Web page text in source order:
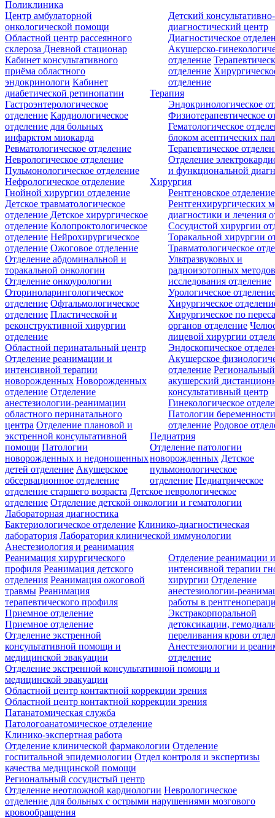
Поликлиника
Центр амбулаторной
онкологической помощи
Областной центр рассеянного
склероза Дневной стационар
Кабинет консультативного
приёма областного
эндокринологи Кабинет
диабетической ретинопатии
Детский консультативно-
диагностический центр
Диагностическое
Акушерско-
отделение
отделение
отделение
Терапия
Гастроэнтерологическое
отделение Кардиологическое
отделение для больных
инфарктом миокарда
Ревматологическое отделение
Неврологическое отделение
Пульмонологическое отделение
Нефрологическое отделение
Эндокринологическое
Физиотерапевтическое
Гематологическое
блоком асептических
Терапевтическое
Отделение
и функциональной
Хирургия
Гнойной хирургии отделение
Детское травматологическое
отделение Детское хирургическое
отделение Колопроктологическое
отделение Нейрохирургическое
отделение Ожоговое отделение
Отделение абдоминальной и
торакальной онкологии
Отделение онкоурологии
Оториноларингологическое
отделение Офтальмологическое
отделение Пластической и
реконструктивной хирургии
отделение
Рентгеновское отделение
Рентгенхирургических
диагностики и лечения
Сосудистой хирургии
Торакальной хирургии
Травматологическое
Ультразвуковых и
радиоизотопных
исследования отделение
Урологическое
Хирургическое
Хирургическое по
органов отделение
лицевой хирургии
Эндоскопическое
Областной перинатальный центр
Отделение реанимации и
интенсивной терапии
новорожденных Новорожденных
отделение Отделение
анестезиологии-реанимации
областного перинатального
центра Отделение плановой и
экстренной консультативной
помощи Патологии
новорожденных и недоношенных
детей отделение Акушерское
обсервационное отделение
Акушерское
отделение Региональный
акушерский
консультативный центр
Гинекологическое
Патологии
отделение Родовое
Педиатрия
Отделение патологии
новорожденных Детское
пульмонологическое
отделение Педиатрическое
отделение старшего возраста Детское неврологическое
отделение Отделение детской онкологии и гематологии
Лабораторная диагностика
Бактериологическое отделение Клинико-диагностическая
лаборатория Лаборатория клинической иммунологии
Анестезиология и реанимация
Реанимация хирургического
профиля Реанимация детского
отделения Реанимация ожоговой
травмы Реанимация
терапевтического профиля
Отделение реанимации
интенсивной терапии
хирургии Отделение
анестезиологии-
работы в
Экстракорпоральной
детоксикации,
переливания крови
Анестезиологии и
отделение
Приемное отделение
Приемное отделение
Отделение экстренной
консультативной помощи и
медицинской эвакуации
Отделение экстренной консультативной помощи и
медицинской эвакуации
Областной центр контактной коррекции зрения
Областной центр контактной коррекции зрения
Патанатомическая служба
Патологоанатомическое отделение
Клинико-экспертная работа
Отделение клинической фармакологии Отделение
госпитальной эпидемиологии Отдел контроля и экспертизы
качества медицинской помощи
Региональный сосудистый центр
Отделение неотложной кардиологии Неврологическое
отделение для больных с острыми нарушениями мозгового
кровообращения